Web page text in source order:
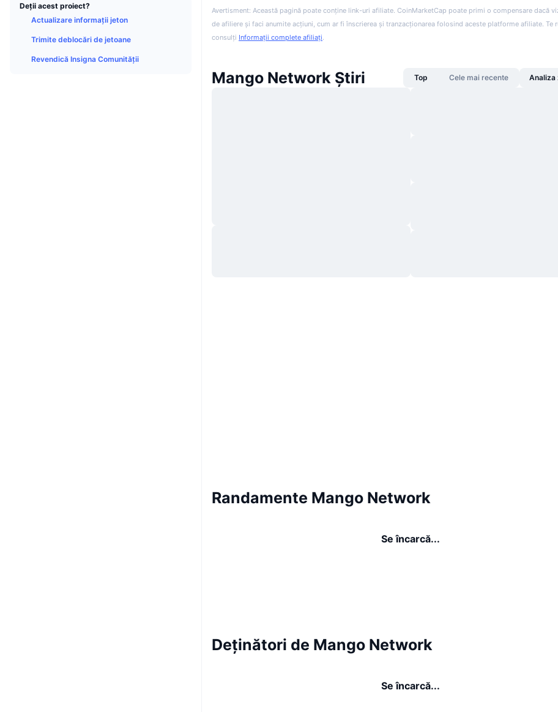
Deții acest proiect?
Actualizare informații jeton
Trimite deblocări de jetoane
Revendică Insigna Comunității
Avertisment: Această pagină poate conține link-uri afiliate. CoinMarketCap poate primi o compensare dacă
de afiliere și faci anumite acțiuni, cum ar fi înscrierea și tranzacționarea folosind aceste platforme afiliate. Te
consulți Informații complete afiliați.
Mango Network Știri Top Cele mai recente Analiza
Randamente Mango Network
Se încarcă...
Deținători de Mango Network
Se încarcă...